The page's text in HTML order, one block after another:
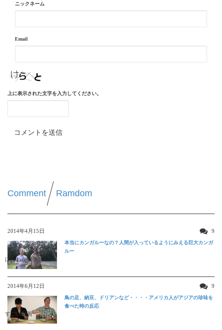
ニックネーム
Email
上に表示された文字を入力してください。
Comment Ramdom
2014年4月15日 9
ほんわか映像
本当にカンガルーなの？人間が入っているようにみえる巨大カンガ
ルー
2014年6月12日 9
すごい動画
鳥の足、納豆、ドリアンなど・・・・アメリカ人がアジアの珍味を
食べた時の反応